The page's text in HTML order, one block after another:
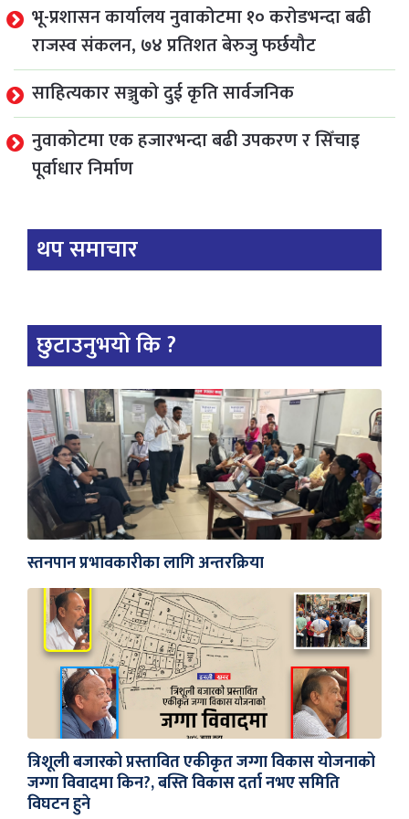
भू-प्रशासन कार्यालय नुवाकोटमा १० करोडभन्दा बढी
राजस्व संकलन, ७४ प्रतिशत बेरुजु फर्छयौट
साहित्यकार सञ्जुको दुई कृति सार्वजनिक
नुवाकोटमा एक हजारभन्दा बढी उपकरण र सिँचाइ
पूर्वाधार निर्माण
थप समाचार
छुटाउनुभयो कि ?
स्तनपान प्रभावकारीका लागि अन्तरक्रिया
त्रिशूली बजारको प्रस्तावित एकीकृत जग्गा विकास योजनाको
जग्गा विवादमा किन?, बस्ति विकास दर्ता नभए समिति
विघटन हुने